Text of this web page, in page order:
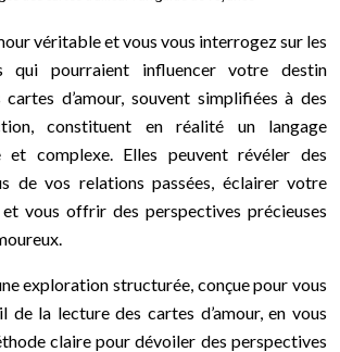
véritable et vous vous interrogez sur les
qui pourraient influencer votre destin
d’amour, souvent simplifiées à des
constituent en réalité un langage
et complexe. Elles peuvent révéler des
de vos relations passées, éclairer votre
vous offrir des perspectives précieuses
exploration structurée, conçue pour vous
de la lecture des cartes d’amour, en vous
claire pour dévoiler des perspectives